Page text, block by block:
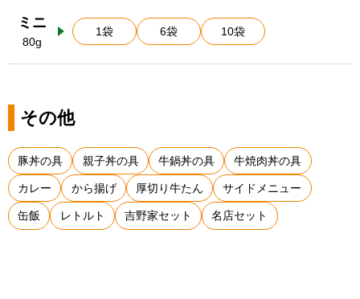
ミニ
80g
1袋 6袋 10袋
その他
豚丼の具 親子丼の具 牛鍋丼の具 牛焼肉丼の具
カレー から揚げ 厚切り牛たん サイドメニュー
缶飯 レトルト 吉野家セット 名店セット